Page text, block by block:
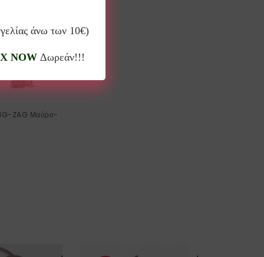
ZAG Μαύρο-
άνω των 10€)
NOWΔωρεάν!!!